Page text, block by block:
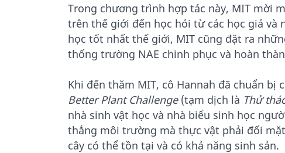
Trong chương trình hợp tác này, MIT mời
trên thế giới đến học hỏi từ các học giả và
học tốt nhất thế giới, MIT cũng đặt ra
thống trường NAE chinh phục và hoàn
Khi đến thăm MIT, cô Hannah đã chuẩn
Better Plant Challenge(tạm dịch là Thử
nhà sinh vật học và nhà biểu sinh học
thẳng môi trường mà thực vật phải đối
cây có thể tồn tại và có khả năng sinh sản.